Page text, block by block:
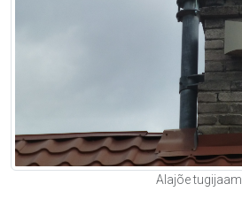
Alajõe tugijaam